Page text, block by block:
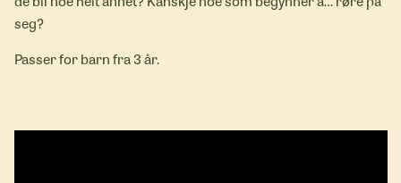
seg?
Passer for barn fra 3 år.